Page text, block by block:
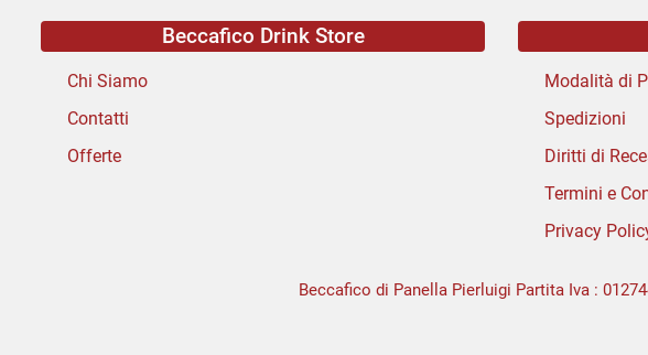
Beccafico Drink Store
Chi Siamo
Contatti
Offerte
Modalità di
Spedizioni
Diritti di
Termini e
Privacy
Beccafico di Panella Pierluigi Partita Iva :